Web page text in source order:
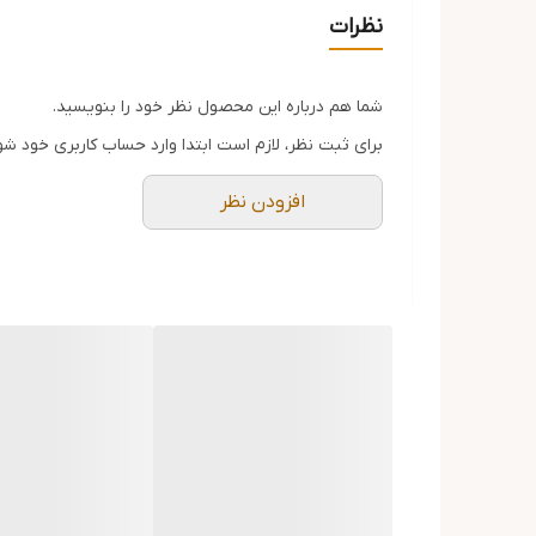
نظرات
شما هم درباره این محصول نظر خود را بنویسید.
برای ثبت نظر، لازم است ابتدا وارد حساب کاربری خود
افزودن نظر